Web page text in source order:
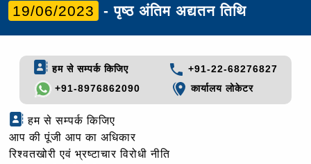
19/06/2023 - पृष्ठ अंतिम अद्यतन तिथि
हम से सम्पर्क किजिए
+91-22-68276827
+91-8976862090
कार्यालय लोकेटर
हम से सम्पर्क किजिए
आप की पूंजी आप का अधिकार
रिश्वतखोरी एवं भ्रष्टाचार विरोधी नीति